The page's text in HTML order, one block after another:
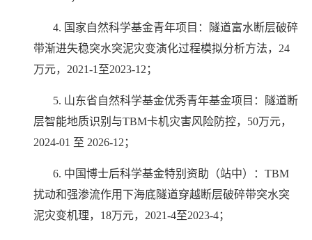
4. 国家自然科学基金青年项目：隧道富水断层破碎
带渐进失稳突水突泥灾变演化过程模拟分析方法， 24
万元， 2021-1 至2023-12 ；
5. 山东省自然科学基金优秀青年基金项目：隧道断
层智能地质识别与TBM卡机灾害风险防控， 50万元，
2024-01 至 2026-12 ；
6. 中国博士后科学基金特别资助（站中）： TBM
扰动和强渗流作用下海底隧道穿越断层破碎带突水突
泥灾变机理， 18万元， 2021-4至2023-4；